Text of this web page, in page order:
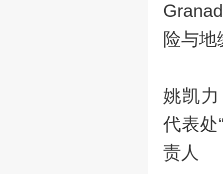
险与地
姚凯
代表处
责人